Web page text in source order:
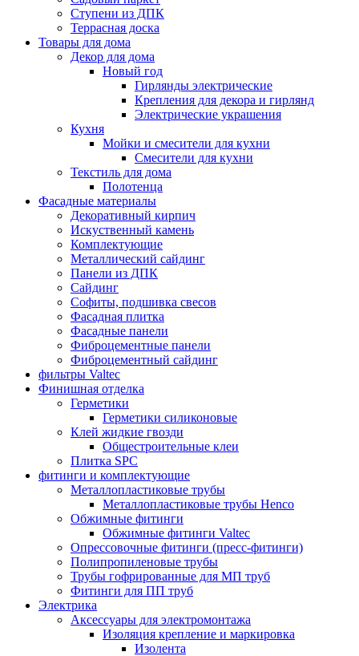
Ступени из ДПК
Террасная доска
Товары для дома
Декор для дома
Новый год
Гирлянды электрические
Крепления для декора и гирлянд
Электрические украшения
Кухня
Мойки и смесители для кухни
Смесители для кухни
Текстиль для дома
Полотенца
Фасадные материалы
Декоративный кирпич
Искуственный камень
Комплектующие
Металлический сайдинг
Панели из ДПК
Сайдинг
Софиты, подшивка свесов
Фасадная плитка
Фасадные панели
Фиброцементные панели
Фиброцементный сайдинг
фильтры Valtec
Финишная отделка
Герметики
Герметики силиконовые
Клей жидкие гвозди
Общестроительные клеи
Плитка SPC
фитинги и комплектующие
Металлопластиковые трубы
Металлопластиковые трубы Henco
Обжимные фитинги
Обжимные фитинги Valtec
Опрессовочные фитинги (пресс-фитинги)
Полипропиленовые трубы
Трубы гофрированные для МП труб
Фитинги для ПП труб
Электрика
Аксессуары для электромонтажа
Изоляция крепление и маркировка
Изолента